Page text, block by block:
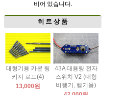
비어 있습니다.
히 트 상 품
대형기용 카본 링
키지 로드(4)
13,000원
43A 대용량 전자
스위치 V2 (대형
비행기, 헬기용)